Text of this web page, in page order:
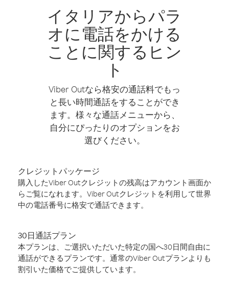
イタリアからパラ
オに電話をかける
ことに関するヒン
ト
Viber Outなら格安の通話料でもっ
と長い時間通話をすることができ
ます。様々な通話メニューから、
自分にぴったりのオプションをお
選びください。
クレジットパッケージ
購入したViber Outクレジットの残高はアカウント画面か
らご覧になれます。Viber Outクレジットを利用して世界
中の電話番号に格安で通話できます。
30日通話プラン
本プランは、ご選択いただいた特定の国へ30日間自由に
通話ができるプランです。通常のViber Outプランよりも
割引いた価格でご提供しています。